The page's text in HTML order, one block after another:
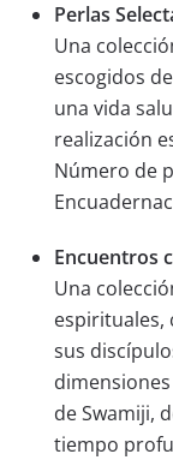
Perlas
Una
escogidos
una vida
realización
Número de
Encuentros
Una
espirituales,
sus
de Swamiji,
tiempo